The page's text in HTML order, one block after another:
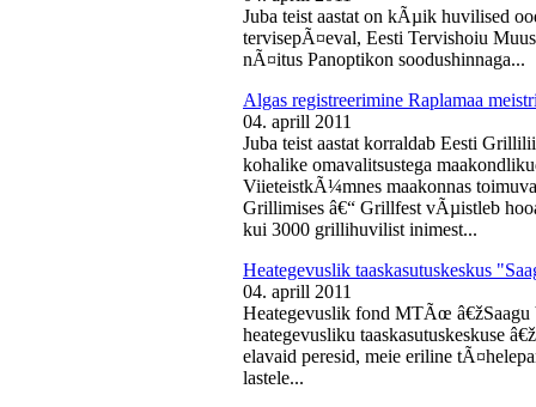
Juba teist aastat on kÃµik huvilised
tervisepÃ¤eval, Eesti Tervishoiu
nÃ¤itus Panoptikon soodushinnaga...
Algas registreerimine Raplamaa
04. aprill 2011
Juba teist aastat korraldab Eesti
kohalike omavalitsustega
ViieteistkÃ¼mnes maakonnas
Grillimises â€“ Grillfest vÃµistleb
kui 3000 grillihuvilist inimest...
Heategevuslik taaskasutuskeskus
04. aprill 2011
Heategevuslik fond MTÃœ â€žSaagu
heategevusliku taaskasutuskeskuse
elavaid peresid, meie eriline
lastele...